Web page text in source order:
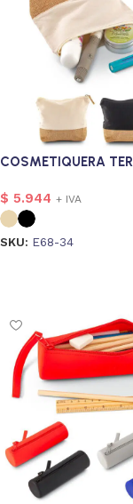
COSMETIQUERA
$ 5.944 + IVA
SKU: E68-34